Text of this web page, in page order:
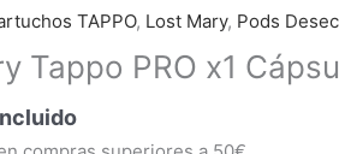
TAPPO, Lost Mary, Pods
Tappo PRO x1